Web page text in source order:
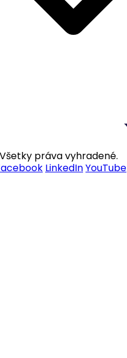
Všetky práva vyhradené.
LinkedInYouTube